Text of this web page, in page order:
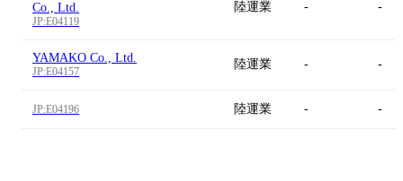
Co., Ltd.
JP:E04119
陸運業 - -
YAMAKO Co., Ltd.
JP:E04157
陸運業 - -
JP:E04196 陸運業 - -